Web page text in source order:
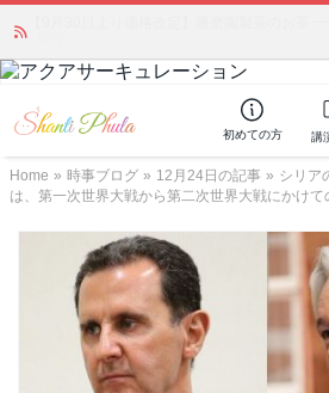
初めての方 講
Home » 時事ブログ » 12月24日の記事 » シリア
は、第一次世界大戦から第二次世界大戦にかけ